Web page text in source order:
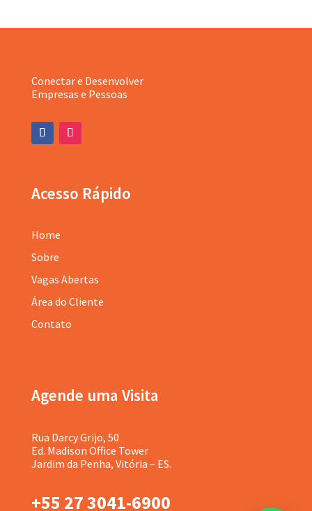
Conectar e Desenvolver
Empresas e Pessoas
Acesso Rápido
Home
Sobre
Vagas Abertas
Área do Cliente
Contato
Agende uma Visita
Rua Darcy Grijo, 50
Ed. Madison Office Tower
Jardim da Penha, Vitória – ES.
+55 27 3041-6900